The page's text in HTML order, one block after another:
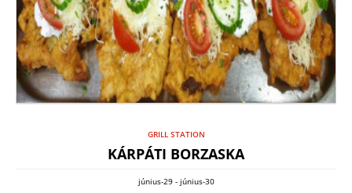
GRILL STATION
KÁRPÁTI BORZASKA
június-29 - június-30